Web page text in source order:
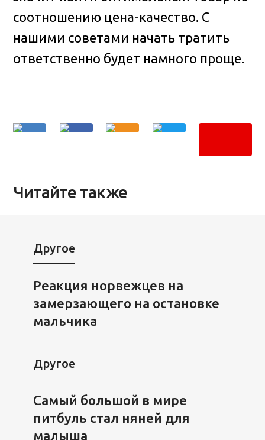
соотношению цена-качество. С
нашими советами начать тратить
ответственно будет намного проще.
Читайте также
Другое
Реакция норвежцев на
замерзающего на остановке
мальчика
Другое
Самый большой в мире
питбуль стал няней для
малыша